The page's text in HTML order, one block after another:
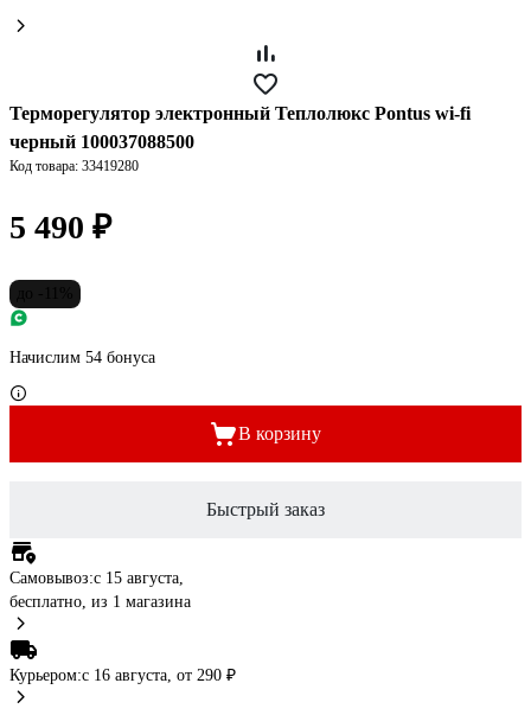
Терморегулятор электронный Теплолюкс Pontus wi-fi
черный 100037088500
Код товара: 33419280
5 490 ₽
Начислим 54 бонуса
В корзину
Быстрый заказ
Самовывоз:c 15 августа,
бесплатно, из 1 магазина
Курьером:c 16 августа, от 290 ₽